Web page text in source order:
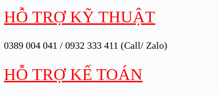
HỖ TRỢ KỸ THUẬT
0389 004 041 / 0932 333 411 (Call/ Zalo)
HỖ TRỢ KẾ TOÁN